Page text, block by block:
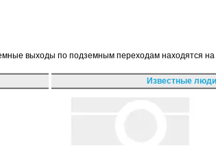
выходы по подземным переходам находятся
Известные